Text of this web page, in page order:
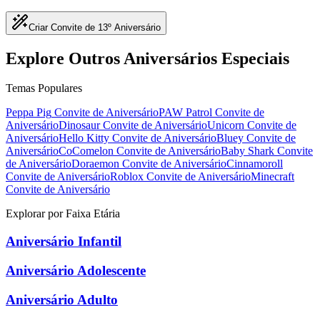
Criar Convite de 13º Aniversário
Explore Outros Aniversários Especiais
Temas Populares
Peppa Pig Convite de AniversárioPAW Patrol Convite de
AniversárioDinosaur Convite de AniversárioUnicorn Convite de
AniversárioHello Kitty Convite de AniversárioBluey Convite de
AniversárioCoComelon Convite de AniversárioBaby Shark Convite
de AniversárioDoraemon Convite de AniversárioCinnamoroll
Convite de AniversárioRoblox Convite de AniversárioMinecraft
Convite de Aniversário
Explorar por Faixa Etária
Aniversário Infantil
Aniversário Adolescente
Aniversário Adulto